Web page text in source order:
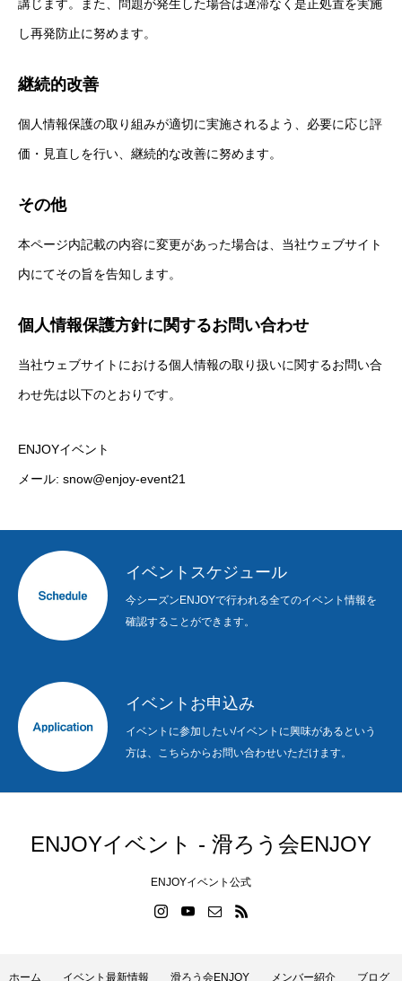
講じます。また、問題が発生した場合は遅滞なく是正処置を実施
し再発防止に努めます。
継続的改善
個人情報保護の取り組みが適切に実施されるよう、必要に応じ評
価・見直しを行い、継続的な改善に努めます。
その他
本ページ内記載の内容に変更があった場合は、当社ウェブサイト
内にてその旨を告知します。
個人情報保護方針に関するお問い合わせ
当社ウェブサイトにおける個人情報の取り扱いに関するお問い合
わせ先は以下のとおりです。
ENJOYイベント
メール: snow@enjoy-event21
イベントスケジュール
今シーズンENJOYで行われる全てのイベント情報を
確認することができます。
イベントお申込み
イベントに参加したい/イベントに興味があるという
方は、こちらからお問い合わせいただけます。
ENJOYイベント - 滑ろう会ENJOY
ENJOYイベント公式
ホーム イベント最新情報 滑ろう会ENJOY メンバー紹介 ブログ